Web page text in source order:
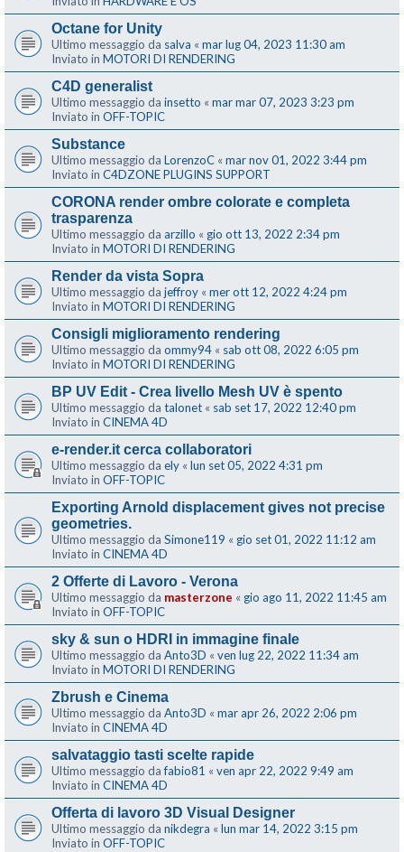
Octane for Unity
Ultimo messaggio da salva « mar lug 04, 2023 11:30 am
Inviato in MOTORI DI RENDERING
C4D generalist
Ultimo messaggio da insetto « mar mar 07, 2023 3:23 pm
Inviato in OFF-TOPIC
Substance
Ultimo messaggio da LorenzoC « mar nov 01, 2022 3:44 pm
Inviato in C4DZONE PLUGINS SUPPORT
CORONA render ombre colorate e completa
trasparenza
Ultimo messaggio da arzillo « gio ott 13, 2022 2:34 pm
Inviato in MOTORI DI RENDERING
Render da vista Sopra
Ultimo messaggio da jeffroy « mer ott 12, 2022 4:24 pm
Inviato in MOTORI DI RENDERING
Consigli miglioramento rendering
Ultimo messaggio da ommy94 « sab ott 08, 2022 6:05 pm
Inviato in MOTORI DI RENDERING
BP UV Edit - Crea livello Mesh UV è spento
Ultimo messaggio da talonet « sab set 17, 2022 12:40 pm
Inviato in CINEMA 4D
e-render.it cerca collaboratori
Ultimo messaggio da ely « lun set 05, 2022 4:31 pm
Inviato in OFF-TOPIC
Exporting Arnold displacement gives not precise
geometries.
Ultimo messaggio da Simone119 « gio set 01, 2022 11:12 am
Inviato in CINEMA 4D
2 Offerte di Lavoro - Verona
Ultimo messaggio da masterzone « gio ago 11, 2022 11:45 am
Inviato in OFF-TOPIC
sky & sun o HDRI in immagine finale
Ultimo messaggio da Anto3D « ven lug 22, 2022 11:34 am
Inviato in MOTORI DI RENDERING
Zbrush e Cinema
Ultimo messaggio da Anto3D « mar apr 26, 2022 2:06 pm
Inviato in CINEMA 4D
salvataggio tasti scelte rapide
Ultimo messaggio dafabio81 « ven apr 22, 2022 9:49 am
Inviato in CINEMA 4D
Offerta di lavoro 3D Visual Designer
Ultimo messaggio da nikdegra « lun mar 14, 2022 3:15 pm
Inviato in OFF-TOPIC